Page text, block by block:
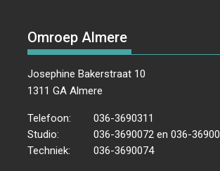
Omroep Almere
Josephine Bakerstraat 10
1311 GA Almere
Telefoon:
036-3690311
Studio:
036-3690072 en 036-
Techniek:
036-3690074